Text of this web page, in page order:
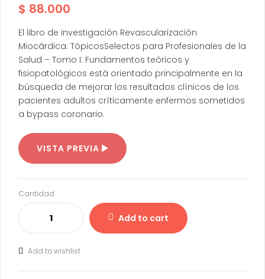
$ 88.000
El libro de investigación Revascularización
Miocárdica: TópicosSelectos para Profesionales de la
Salud – Tomo I: Fundamentos teóricos y
fisiopatológicos está orientado principalmente en la
búsqueda de mejorar los resultados clínicos de los
pacientes adultos críticamente enfermos sometidos
a bypass coronario.
VISTA PREVIA
Cantidad
Add to cart
Add to wishlist